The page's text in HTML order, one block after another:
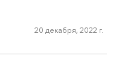
20 декабря, 2022 г.